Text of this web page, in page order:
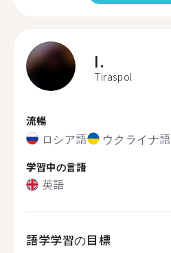
I.
Tiraspol
流暢
ロシア語 ウクライナ語
学習中の言語
英語
語学学習の目標